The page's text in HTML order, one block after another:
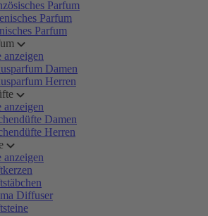
Parfum
Parfum
Parfum
anzeigen
Damen
Herren
anzeigen
Damen
Herren
anzeigen
Diffuser